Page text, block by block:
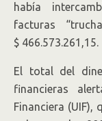
había
facturas
$ 466.573.261,15.
El total del
financieras
Financiera